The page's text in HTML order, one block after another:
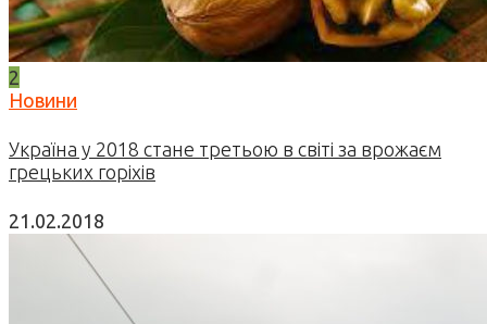
2
Новини
Україна у 2018 стане третьою в світі за врожаєм
грецьких горіхів
21.02.2018